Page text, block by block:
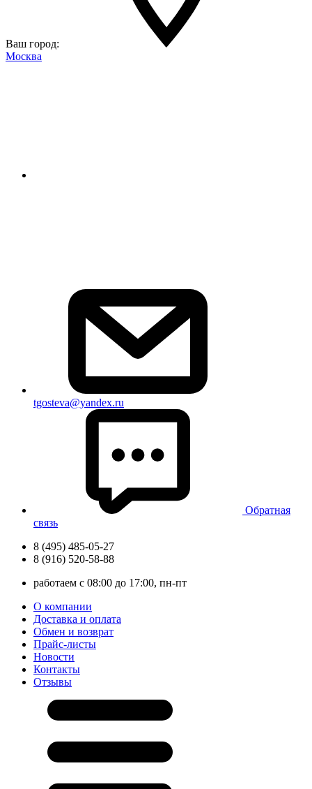
Ваш город:
Москва
tgosteva@yandex.ru
Обратная
связь
8 (495) 485-05-27
8 (916) 520-58-88
работаем с 08:00 до 17:00, пн-пт
О компании
Доставка и оплата
Обмен и возврат
Прайс-листы
Новости
Контакты
Отзывы